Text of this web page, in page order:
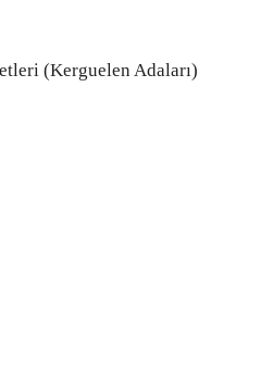
(Kerguelen Adaları)